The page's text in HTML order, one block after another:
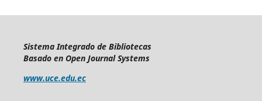
Sistema Integrado de Bibliotecas
Basado en Open Journal Systems
www.uce.edu.ec